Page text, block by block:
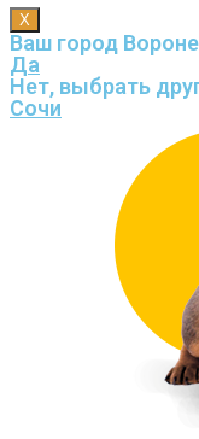
X
Ваш город
Да
Нет, выбрать
Сочи